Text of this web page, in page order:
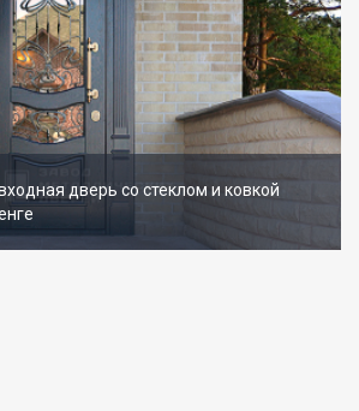
дверь со стеклом и ковкой